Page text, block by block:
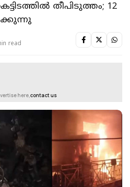
തീപിടുത്തം; 12
read
here, contact us